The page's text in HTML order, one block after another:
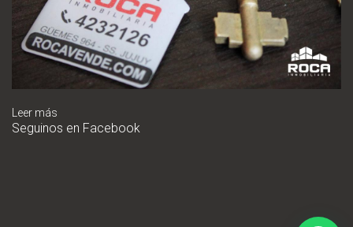
Leer más
Seguinos en Facebook